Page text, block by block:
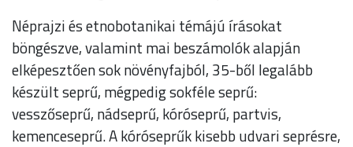
Néprajzi és etnobotanikai témájú írásokat
böngészve, valamint mai beszámolók alapján
elképesztően sok növényfajból, 35-ből legalább
készült seprű, mégpedig sokféle seprű:
vesszőseprű, nádseprű, kóróseprű, partvis,
kemenceseprű. A kóróseprűk kisebb udvari seprésre,